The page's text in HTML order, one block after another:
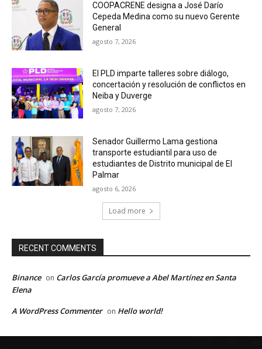
COOPACRENE designa a José Darío
Cepeda Medina como su nuevo Gerente
General
agosto 7, 2026
El PLD imparte talleres sobre diálogo,
concertación y resolución de conflictos en
Neiba y Duverge
agosto 7, 2026
Senador Guillermo Lama gestiona
transporte estudiantil para uso de
estudiantes de Distrito municipal de El
Palmar
agosto 6, 2026
Load more
RECENT COMMENTS
Binance on Carlos García promueve a Abel Martínez en Santa
Elena
A WordPress Commenter on Hello world!